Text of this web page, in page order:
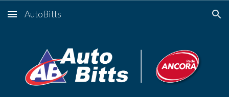
Skip to main content Skip to navigation
AutoBitts